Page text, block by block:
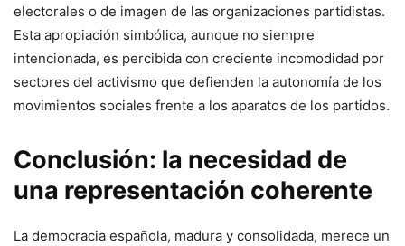
electorales o de imagen de las organizaciones partidistas.
Esta apropiación simbólica, aunque no siempre
intencionada, es percibida con creciente incomodidad por
sectores del activismo que defienden la autonomía de los
movimientos sociales frente a los aparatos de los partidos.
Conclusión: la necesidad de
una representación coherente
La democracia española, madura y consolidada, merece un